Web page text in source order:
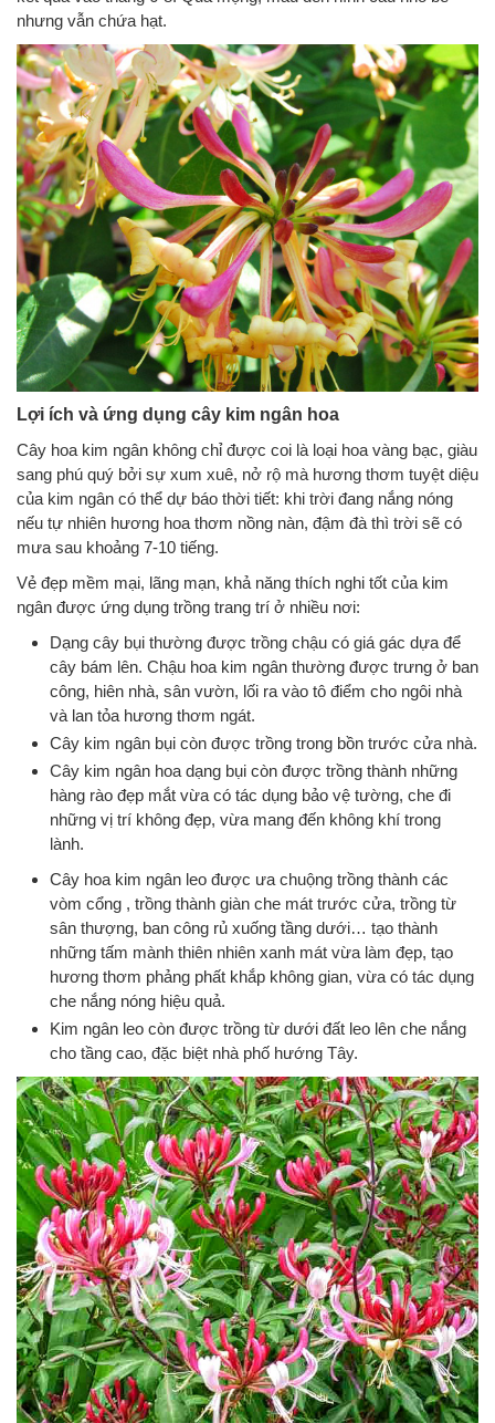
nhưng vẫn chứa hạt.
Lợi ích và ứng dụng cây kim ngân hoa
Cây hoa kim ngân không chỉ được coi là loại hoa vàng bạc, giàu
sang phú quý bởi sự xum xuê, nở rộ mà hương thơm tuyệt diệu
của kim ngân có thể dự báo thời tiết: khi trời đang nắng nóng
nếu tự nhiên hương hoa thơm nồng nàn, đậm đà thì trời sẽ có
mưa sau khoảng 7-10 tiếng.
Vẻ đẹp mềm mại, lãng mạn, khả năng thích nghi tốt của kim
ngân được ứng dụng trồng trang trí ở nhiều nơi:
Dạng cây bụi thường được trồng chậu có giá gác dựa để
cây bám lên. Chậu hoa kim ngân thường được trưng ở ban
công, hiên nhà, sân vườn, lối ra vào tô điểm cho ngôi nhà
và lan tỏa hương thơm ngát.
Cây kim ngân bụi còn được trồng trong bồn trước cửa nhà.
Cây kim ngân hoa dạng bụi còn được trồng thành những
hàng rào đẹp mắt vừa có tác dụng bảo vệ tường, che đi
những vị trí không đẹp, vừa mang đến không khí trong
lành.
Cây hoa kim ngân leo được ưa chuộng trồng thành các
vòm cổng , trồng thành giàn che mát trước cửa, trồng từ
sân thượng, ban công rủ xuống tầng dưới… tạo thành
những tấm mành thiên nhiên xanh mát vừa làm đẹp, tạo
hương thơm phảng phất khắp không gian, vừa có tác dụng
che nắng nóng hiệu quả.
Kim ngân leo còn được trồng từ dưới đất leo lên che nắng
cho tầng cao, đặc biệt nhà phố hướng Tây.